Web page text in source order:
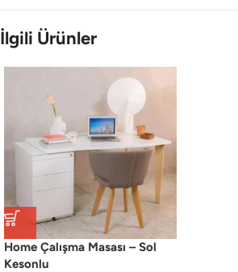
İlgili Ürünler
Home Çalışma Masası – Sol
Kesonlu